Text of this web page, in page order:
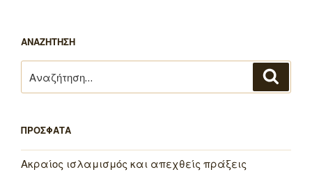
ΑΝΑΖΗΤΗΣΗ
για:
ΠΡΟΣΦΑΤΑ
Ακραίος ισλαμισμός και απεχθείς πράξεις